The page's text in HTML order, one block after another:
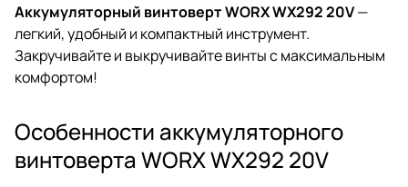
Аккумуляторный винтоверт WORX WX292 20V—
легкий, удобный и компактный инструмент.
Закручивайте и выкручивайте винты с максимальным
комфортом!
Особенности аккумуляторного
винтоверта WORX WX292 20V